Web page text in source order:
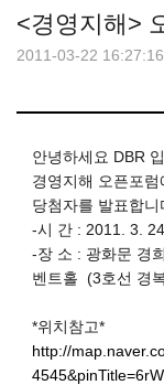
<경영지해>
2011-03-22 16:27:16
안녕하세요 DBR
경영지해 오픈포
당첨자를 발표합니
-시 간 : 2011. 3.
-장 소 : 광화문 경
벤트홀 (3호선 경
*위치참고*
http://